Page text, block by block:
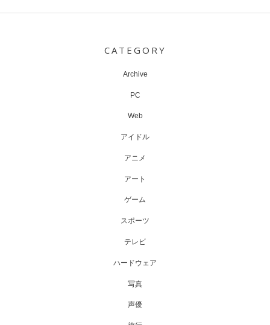
CATEGORY
Archive
PC
Web
アイドル
アニメ
アート
ゲーム
スポーツ
テレビ
ハードウェア
写真
声優